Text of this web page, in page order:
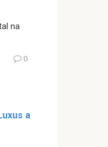
na
0
a